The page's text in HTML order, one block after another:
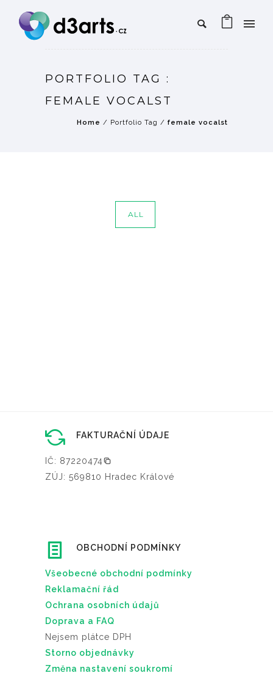
PORTFOLIO TAG :
FEMALE VOCALST
Home / Portfolio Tag / female vocalst
ALL
FAKTURAČNÍ ÚDAJE
IČ: 87220474
ZÚJ: 569810 Hradec Králové
OBCHODNÍ PODMÍNKY
Všeobecné obchodní podmínky
Reklamační řád
Ochrana osobních údajů
Doprava a FAQ
Nejsem plátce DPH
Storno objednávky
Změna nastavení soukromí